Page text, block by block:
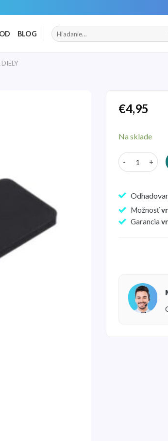
BLOG Hľadať:
€4,95
Na sklade
množstvo Kryt
Možnosť
Garancia